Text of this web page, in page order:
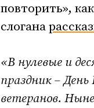
повторить»,
слогана
«В нулевые и
праздник –
ветеранов.